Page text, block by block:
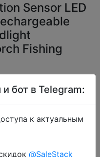
Sensor LED
Fishing
бот в Telegram:
к актуальным
@SaleStack